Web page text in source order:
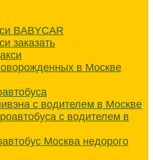
BABYCAR
заказать
в Москве
с водителем в Москве
с водителем в
Москва недорого